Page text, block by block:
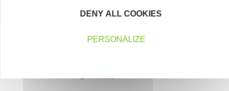
DENY ALL COOKIES
PERSONALIZE